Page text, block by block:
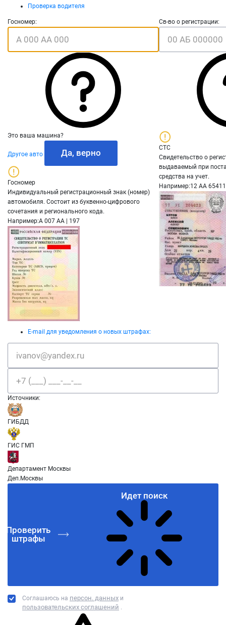
Проверка водителя
Госномер:
Это ваша машина?
Другое авто Да, верно
Госномер
Индивидуальный регистрационный знак (номер)
автомобиля. Состоит из буквенно-цифрового
сочетания и регионального кода.
Например:A 007 AA | 197
Св-во о регистрации:
СТС
Свидетельство о
выдаваемый при
средства на учет.
Например:12 АА
E-mail для уведомления о новых штрафах:
Источники:
ГИБДД
ГИС ГМП
Департамент Москвы
Деп.Москвы
Соглашаюсь на персон. данных и
пользовательских соглашений .
Проверить
штрафы
Идет поиск